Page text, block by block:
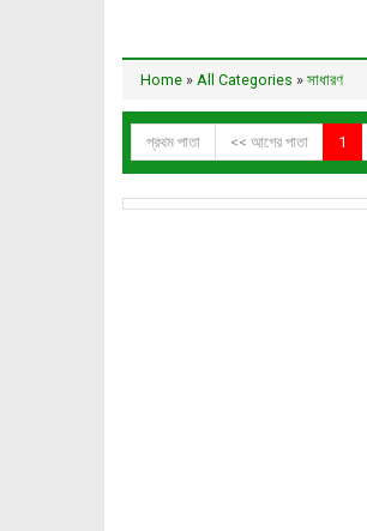
Home » All Categories » সাধারণ
প্রথম পাতা << আগের পাতা 1